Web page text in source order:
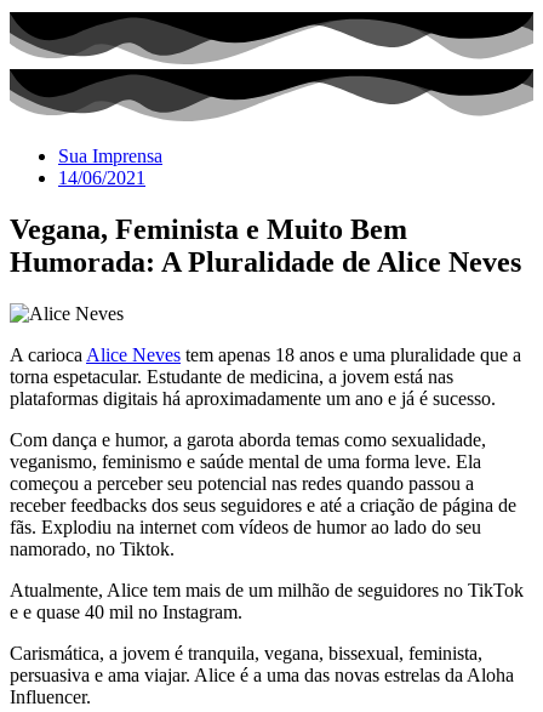
Sua Imprensa
14/06/2021
Vegana, Feminista e Muito Bem
Humorada: A Pluralidade de Alice Neves
A carioca Alice Neves tem apenas 18 anos e uma pluralidade que a
torna espetacular. Estudante de medicina, a jovem está nas
plataformas digitais há aproximadamente um ano e já é sucesso.
Com dança e humor, a garota aborda temas como sexualidade,
veganismo, feminismo e saúde mental de uma forma leve. Ela
começou a perceber seu potencial nas redes quando passou a
receber feedbacks dos seus seguidores e até a criação de página de
fãs. Explodiu na internet com vídeos de humor ao lado do seu
namorado, no Tiktok.
Atualmente, Alice tem mais de um milhão de seguidores no TikTok
e e quase 40 mil no Instagram.
Carismática, a jovem é tranquila, vegana, bissexual, feminista,
persuasiva e ama viajar. Alice é a uma das novas estrelas da Aloha
Influencer.